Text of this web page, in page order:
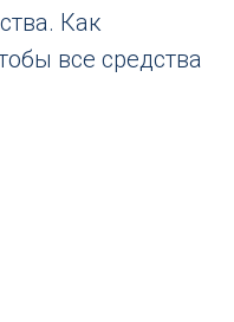
Как
все средства